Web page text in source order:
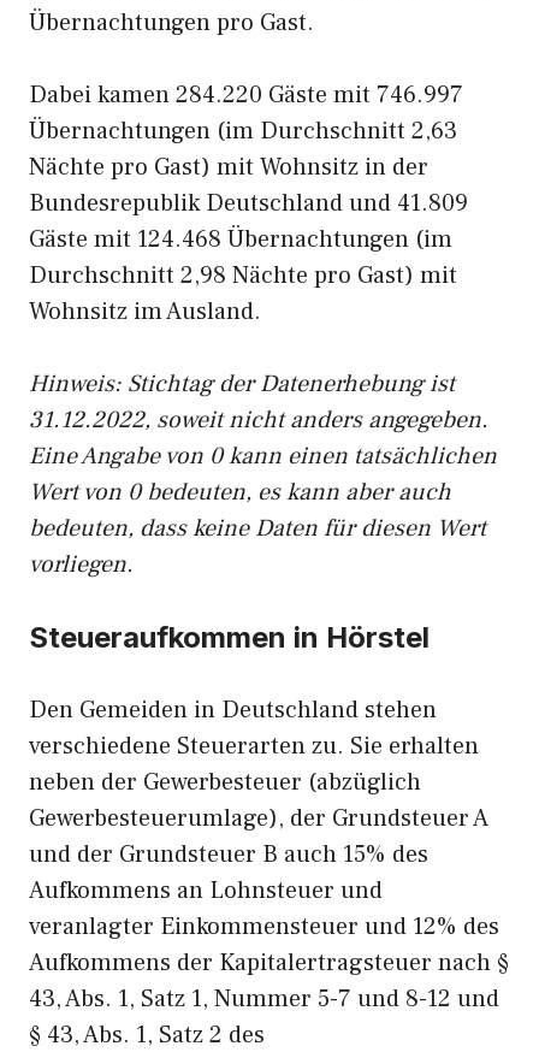
Übernachtungen pro Gast.
Dabei kamen 284.220 Gäste mit 746.997
Übernachtungen (im Durchschnitt 2,63
Nächte pro Gast) mit Wohnsitz in der
Bundesrepublik Deutschland und 41.809
Gäste mit 124.468 Übernachtungen (im
Durchschnitt 2,98 Nächte pro Gast) mit
Wohnsitz im Ausland.
Hinweis: Stichtag der Datenerhebung ist
31.12.2022, soweit nicht anders angegeben.
Eine Angabe von 0 kann einen tatsächlichen
Wert von 0 bedeuten, es kann aber auch
bedeuten, dass keine Daten für diesen Wert
vorliegen.
Steueraufkommen in Hörstel
Den Gemeiden in Deutschland stehen
verschiedene Steuerarten zu. Sie erhalten
neben der Gewerbesteuer (abzüglich
Gewerbesteuerumlage), der Grundsteuer A
und der Grundsteuer B auch 15% des
Aufkommens an Lohnsteuer und
veranlagter Einkommensteuer und 12% des
Aufkommens der Kapitalertragsteuer nach §
43, Abs. 1, Satz 1, Nummer 5-7 und 8-12 und
§ 43, Abs. 1, Satz 2 des